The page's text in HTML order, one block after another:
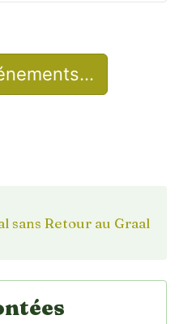
sans Retour au Graal